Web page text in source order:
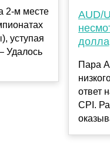
2-м месте
уступая
Удалось
AUD/
Пара
ответ
CPI.